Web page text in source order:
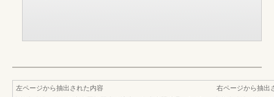
左ページから抽出された内容
右ページから抽出